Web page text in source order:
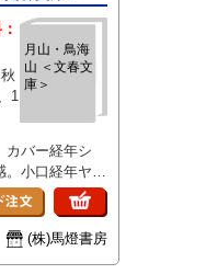
月山・鳥海
山 ＜文春文
庫＞
、~2cm 、1
カバー経年シ
。小口経年ヤ
。
(株)馬燈書房